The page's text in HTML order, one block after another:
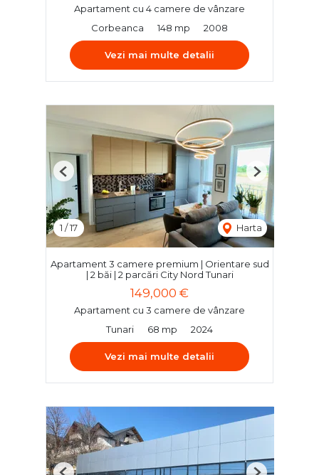
Apartament cu 4 camere de vânzare
Corbeanca
148 mp 2008
Vezi mai multe detalii
1 /17 Harta
Previous Next
Apartament 3 camere premium | Orientare sud
| 2 băi | 2 parcări City Nord Tunari
149,000 €
Apartament cu 3 camere de vânzare
Tunari
68 mp 2024
Vezi mai multe detalii